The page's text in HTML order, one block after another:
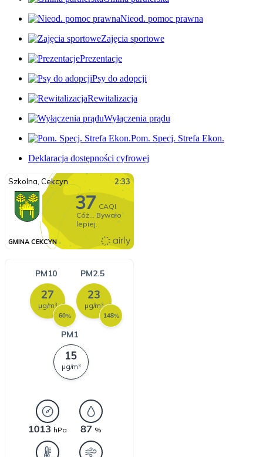
Nieod. pomoc prawna
Zajęcia sportowe
Prezentacje
Psy do adopcji
Rewitalizacja
Wyłączenia prądu
Pom. Specj. Strefa Ekon.
Deklaracja dostępności cyfrowej